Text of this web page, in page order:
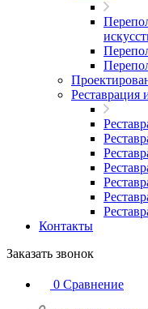
Реставрация
Контакты
Заказать звонок
0 Сравнение